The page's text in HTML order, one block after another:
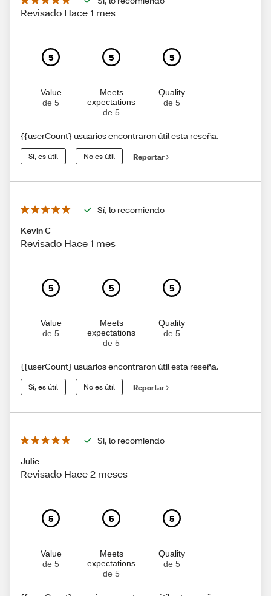
Revisado Hace 1 mes
5
Value
de 5
5
Meets
expectations
de 5
5
Quality
de 5
{{userCount} usuarios encontraron útil esta reseña.
Sí, es útil No es útil Reportar
Sí, lo recomiendo
Kevin C
Revisado Hace 1 mes
5
Value
de 5
5
Meets
expectations
de 5
5
Quality
de 5
{{userCount} usuarios encontraron útil esta reseña.
Sí, es útil No es útil Reportar
Sí, lo recomiendo
Julie
Revisado Hace 2 meses
5
Value
de 5
5
Meets
expectations
de 5
5
Quality
de 5